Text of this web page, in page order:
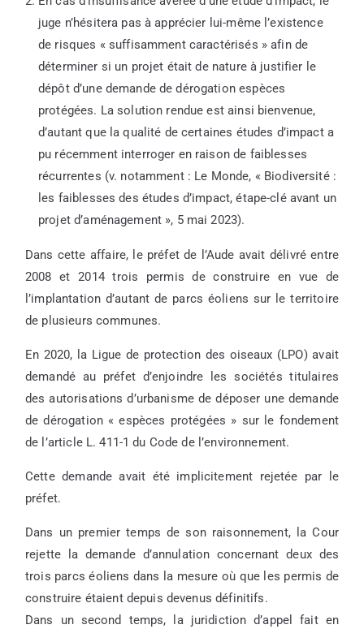
juge n’hésitera pas à apprécier lui-même l’existence
de risques « suffisamment caractérisés » afin de
déterminer si un projet était de nature à justifier le
dépôt d’une demande de dérogation espèces
protégées. La solution rendue est ainsi bienvenue,
d’autant que la qualité de certaines études d’impact a
pu récemment interroger en raison de faiblesses
récurrentes (v. notamment : Le Monde, « Biodiversité :
les faiblesses des études d’impact, étape-clé avant un
projet d’aménagement », 5 mai 2023).
Dans cette affaire, le préfet de l’Aude avait délivré entre
2008 et 2014 trois permis de construire en vue de
l’implantation d’autant de parcs éoliens sur le territoire
de plusieurs communes.
En 2020, la Ligue de protection des oiseaux (LPO) avait
demandé au préfet d’enjoindre les sociétés titulaires
des autorisations d’urbanisme de déposer une demande
de dérogation « espèces protégées » sur le fondement
de l’article L. 411-1 du Code de l’environnement.
Cette demande avait été implicitement rejetée par le
préfet.
Dans un premier temps de son raisonnement, la Cour
rejette la demande d’annulation concernant deux des
trois parcs éoliens dans la mesure où que les permis de
construire étaient depuis devenus définitifs.
Dans un second temps, la juridiction d’appel fait en